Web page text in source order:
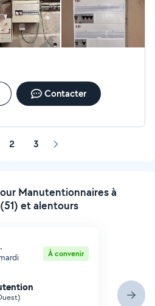
Contacter
2 3 Page
Manutentionnaires à
et alentours
À convenir